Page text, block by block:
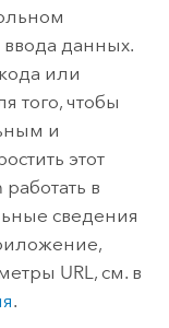
данных.
или
того, чтобы
и
этот
работать в
сведения
URL, см. в
.